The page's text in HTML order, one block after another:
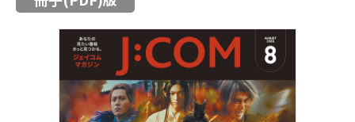
ウェブメール マガジン